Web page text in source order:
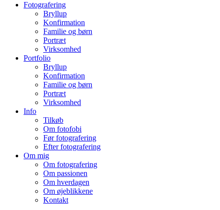
Fotografering
Bryllup
Konfirmation
Familie og børn
Portræt
Virksomhed
Portfolio
Bryllup
Konfirmation
Familie og børn
Portræt
Virksomhed
Info
Tilkøb
Om fotofobi
Før fotografering
Efter fotografering
Om mig
Om fotografering
Om passionen
Om hverdagen
Om øjeblikkene
Kontakt